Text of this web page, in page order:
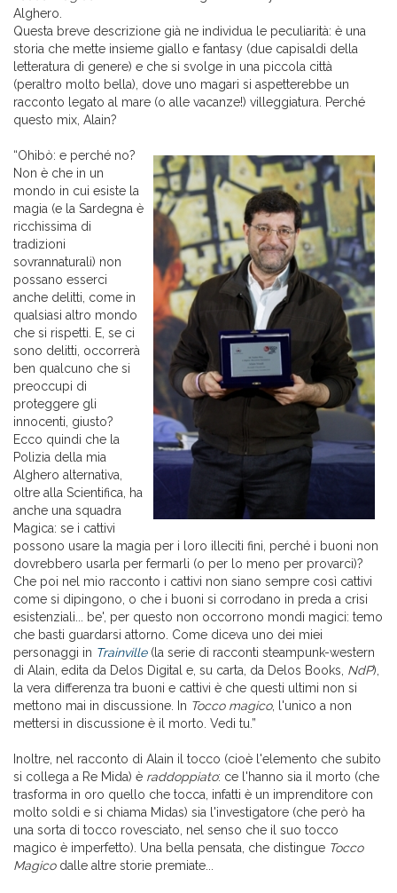
Alghero.
Questa breve descrizione già ne individua le peculiarità: è una
storia che mette insieme giallo e fantasy (due capisaldi della
letteratura di genere) e che si svolge in una piccola città
(peraltro molto bella), dove uno magari si aspetterebbe un
racconto legato al mare (o alle vacanze!) villeggiatura. Perché
questo mix, Alain?
“Ohibò: e perché no?
Non è che in un
mondo in cui esiste la
magia (e la Sardegna è
ricchissima di
tradizioni
sovrannaturali) non
possano esserci
anche delitti, come in
qualsiasi altro mondo
che si rispetti. E, se ci
sono delitti, occorrerà
ben qualcuno che si
preoccupi di
proteggere gli
innocenti, giusto?
Ecco quindi che la
Polizia della mia
Alghero alternativa,
oltre alla Scientifica, ha
anche una squadra
Magica: se i cattivi
possono usare la magia per i loro illeciti fini, perché i buoni non
dovrebbero usarla per fermarli (o per lo meno per provarci)?
Che poi nel mio racconto i cattivi non siano sempre così cattivi
come si dipingono, o che i buoni si corrodano in preda a crisi
esistenziali... be', per questo non occorrono mondi magici: temo
che basti guardarsi attorno. Come diceva uno dei miei
personaggi in Trainville(la serie di racconti steampunk-western
di Alain, edita da Delos Digital e, su carta, da Delos Books, NdP),
la vera differenza tra buoni e cattivi è che questi ultimi non si
mettono mai in discussione. In Tocco magico, l'unico a non
mettersi in discussione è il morto. Vedi tu.”
Inoltre, nel racconto di Alain il tocco (cioè l'elemento che subito
si collega a Re Mida) è raddoppiato: ce l'hanno sia il morto (che
trasforma in oro quello che tocca, infatti è un imprenditore con
molto soldi e si chiama Midas) sia l'investigatore (che però ha
una sorta di tocco rovesciato, nel senso che il suo tocco
magico è imperfetto). Una bella pensata, che distingue Tocco
Magicodalle altre storie premiate...